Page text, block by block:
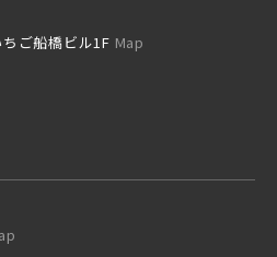
ご船橋ビル1F Map